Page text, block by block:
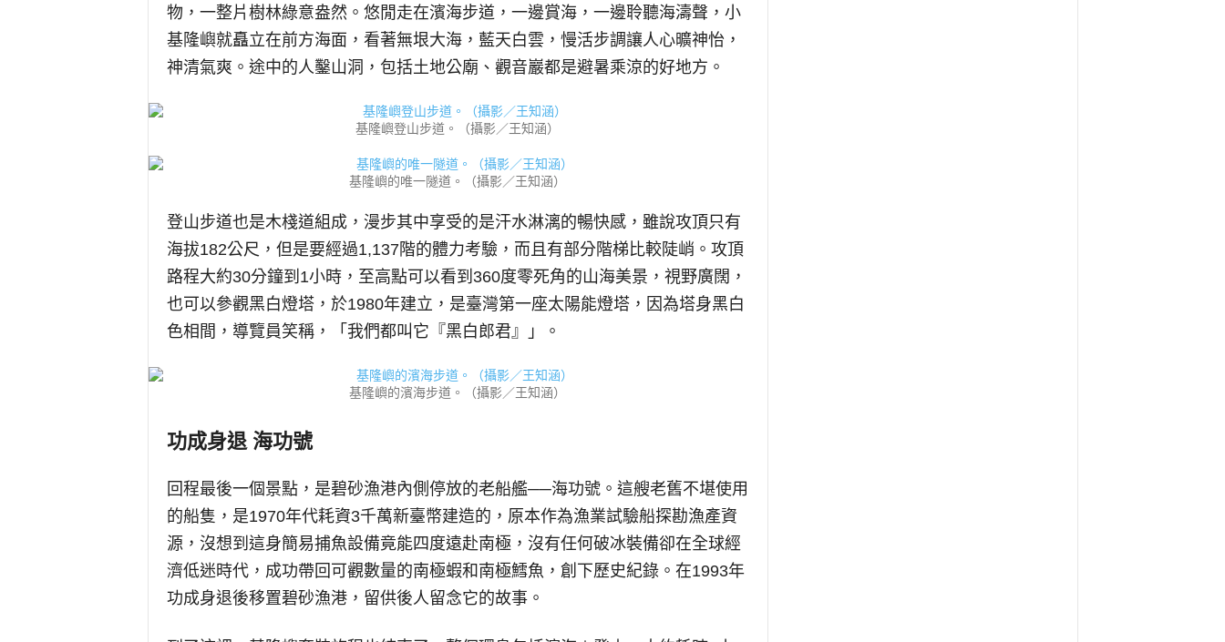
物，一整片樹林綠意盎然。悠閒走在濱海步道，一邊賞海，一邊聆聽海濤聲，小
基隆嶼就矗立在前方海面，看著無垠大海，藍天白雲，慢活步調讓人心曠神怡，
神清氣爽。途中的人鑿山洞，包括土地公廟、觀音巖都是避暑乘涼的好地方。
基隆嶼登山步道。（攝影／王知涵）
基隆嶼的唯一隧道。（攝影／王知涵）
登山步道也是木棧道組成，漫步其中享受的是汗水淋漓的暢快感，雖說攻頂只有
海拔182公尺，但是要經過1,137階的體力考驗，而且有部分階梯比較陡峭。攻頂
路程大約30分鐘到1小時，至高點可以看到360度零死角的山海美景，視野廣闊，
也可以參觀黑白燈塔，於1980年建立，是臺灣第一座太陽能燈塔，因為塔身黑白
色相間，導覽員笑稱，「我們都叫它『黑白郎君』」。
基隆嶼的濱海步道。（攝影／王知涵）
功成身退 海功號
回程最後一個景點，是碧砂漁港內側停放的老船艦──海功號。這艘老舊不堪使用
的船隻，是1970年代耗資3千萬新臺幣建造的，原本作為漁業試驗船探勘漁產資
源，沒想到這身簡易捕魚設備竟能四度遠赴南極，沒有任何破冰裝備卻在全球經
濟低迷時代，成功帶回可觀數量的南極蝦和南極鱈魚，創下歷史紀錄。在1993年
功成身退後移置碧砂漁港，留供後人留念它的故事。